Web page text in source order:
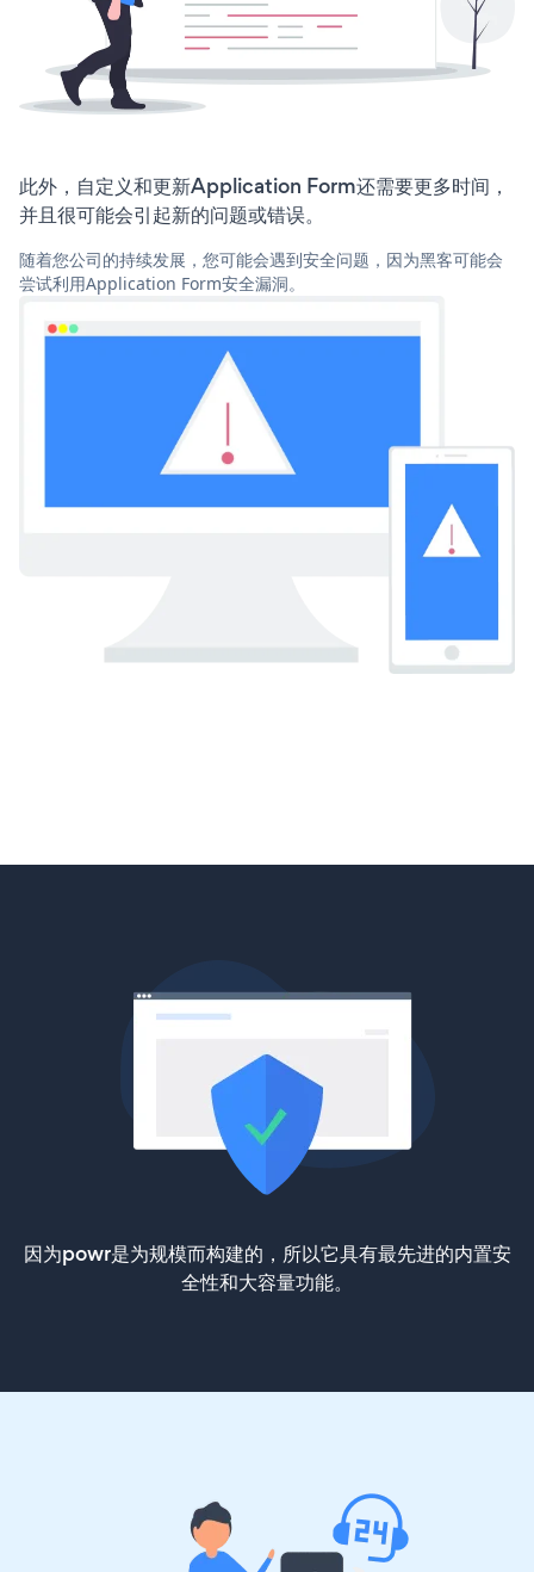
此外，自定义和更新Application Form还需要更多时间，
并且很可能会引起新的问题或错误。
随着您公司的持续发展，您可能会遇到安全问题，因为黑客可能会
尝试利用Application Form安全漏洞。
因为powr是为规模而构建的，所以它具有最先进的内置安
全性和大容量功能。